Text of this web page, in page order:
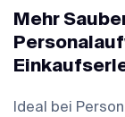
Mehr
Ideal bei